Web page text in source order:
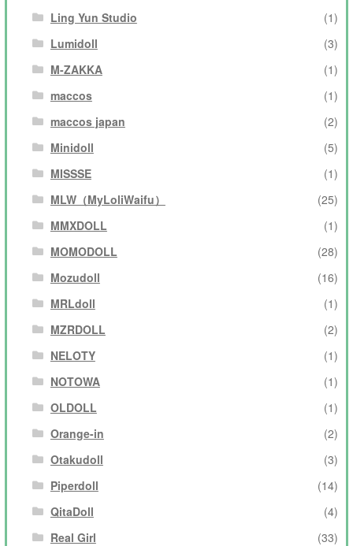
Ling Yun Studio
(1)
Lumidoll
(3)
M-ZAKKA
(1)
maccos
(1)
maccos japan
(2)
Minidoll
(5)
MISSSE
(1)
MLW（MyLoliWaifu）
(25)
MMXDOLL
(1)
MOMODOLL
(28)
Mozudoll
(16)
MRLdoll
(1)
MZRDOLL
(2)
NELOTY
(1)
NOTOWA
(1)
OLDOLL
(1)
Orange-in
(2)
Otakudoll
(3)
Piperdoll
(14)
QitaDoll
(4)
Real Girl
(33)